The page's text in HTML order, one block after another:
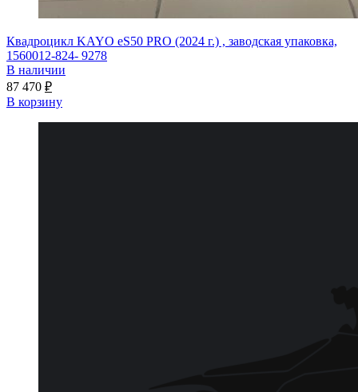
Квадроцикл KAYO eS50 PRO (2024 г.) , заводская упаковка,
1560012-824- 9278
В наличии
87 470 ₽
В корзину